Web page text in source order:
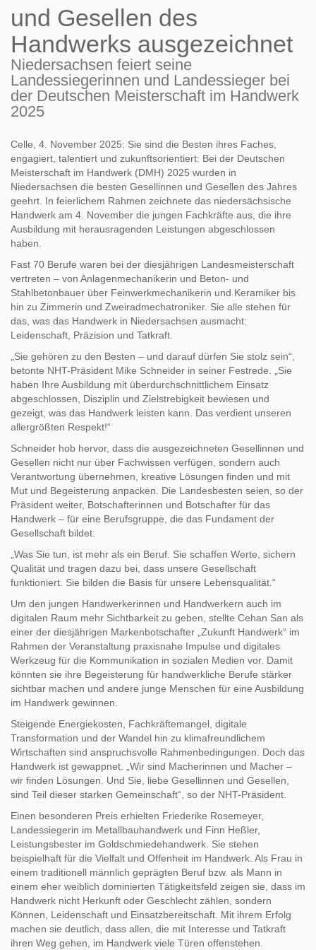
und Gesellen des
Handwerks ausgezeichnet
Niedersachsen feiert seine
Landessiegerinnen und Landessieger bei
der Deutschen Meisterschaft im Handwerk
2025
Celle, 4. November 2025: Sie sind die Besten ihres Faches,
engagiert, talentiert und zukunftsorientiert: Bei der Deutschen
Meisterschaft im Handwerk (DMH) 2025 wurden in
Niedersachsen die besten Gesellinnen und Gesellen des Jahres
geehrt. In feierlichem Rahmen zeichnete das niedersächsische
Handwerk am 4. November die jungen Fachkräfte aus, die ihre
Ausbildung mit herausragenden Leistungen abgeschlossen
haben.
Fast 70 Berufe waren bei der diesjährigen Landesmeisterschaft
vertreten – von Anlagenmechanikerin und Beton- und
Stahlbetonbauer über Feinwerkmechanikerin und Keramiker bis
hin zu Zimmerin und Zweiradmechatroniker. Sie alle stehen für
das, was das Handwerk in Niedersachsen ausmacht:
Leidenschaft, Präzision und Tatkraft.
„Sie gehören zu den Besten – und darauf dürfen Sie stolz sein“,
betonte NHT-Präsident Mike Schneider in seiner Festrede. „Sie
haben Ihre Ausbildung mit überdurchschnitt­lichem Einsatz
abgeschlossen, Disziplin und Zielstrebigkeit bewiesen und
gezeigt, was das Handwerk leisten kann. Das verdient unseren
allergrößten Respekt!“
Schneider hob hervor, dass die ausgezeichneten Gesellinnen und
Gesellen nicht nur über Fachwissen verfügen, sondern auch
Verantwortung übernehmen, kreative Lösungen finden und mit
Mut und Begeisterung anpacken. Die Landesbesten seien, so der
Präsident weiter, Botschafterinnen und Botschafter für das
Handwerk – für eine Berufsgruppe, die das Fundament der
Gesellschaft bildet:
„Was Sie tun, ist mehr als ein Beruf. Sie schaffen Werte, sichern
Qualität und tragen dazu bei, dass unsere Gesellschaft
funktioniert. Sie bilden die Basis für unsere Lebensqualität.“
Um den jungen Handwerkerinnen und Handwerkern auch im
digitalen Raum mehr Sichtbarkeit zu geben, stellte Cehan San als
einer der diesjährigen Markenbotschafter „Zukunft Handwerk“ im
Rahmen der Veranstaltung praxisnahe Impulse und digitales
Werkzeug für die Kommunikation in sozialen Medien vor. Damit
könnten sie ihre Begeisterung für handwerkliche Berufe stärker
sichtbar machen und andere junge Menschen für eine Ausbildung
im Handwerk gewinnen.
Steigende Energiekosten, Fachkräftemangel, digitale
Transformation und der Wandel hin zu klimafreundlichem
Wirtschaften sind anspruchsvolle Rahmenbedingungen. Doch das
Handwerk ist gewappnet. „Wir sind Macherinnen und Macher –
wir finden Lösungen. Und Sie, liebe Gesellinnen und Gesellen,
sind Teil dieser starken Gemeinschaft“, so der NHT-Präsident.
Einen besonderen Preis erhielten Friederike Rosemeyer,
Landessiegerin im Metallbauhandwerk und Finn Heßler,
Leistungsbester im Goldschmiedehandwerk. Sie stehen
beispielhaft für die Vielfalt und Offenheit im Handwerk. Als Frau in
einem traditionell männlich geprägten Beruf bzw. als Mann in
einem eher weiblich dominierten Tätigkeitsfeld zeigen sie, dass im
Handwerk nicht Herkunft oder Geschlecht zählen, sondern
Können, Leidenschaft und Einsatzbereitschaft. Mit ihrem Erfolg
machen sie deutlich, dass allen, die mit Interesse und Tatkraft
ihren Weg gehen, im Handwerk viele Türen offenstehen.